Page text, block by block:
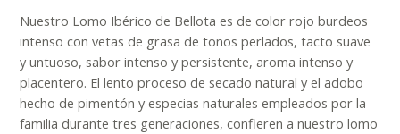
Nuestro Lomo Ibérico de Bellota es de color rojo burdeos
intenso con vetas de grasa de tonos perlados, tacto suave
y untuoso, sabor intenso y persistente, aroma intenso y
placentero. El lento proceso de secado natural y el adobo
hecho de pimentón y especias naturales empleados por la
familia durante tres generaciones, confieren a nuestro lomo